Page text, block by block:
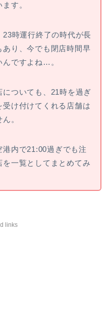
す。
23時運行終了の時代が長
あり、今でも閉店時間早
んですよね…。
についても、21時を過ぎ
受け付けてくれる店舗は
。
港内で21:00過ぎでも注
を一覧としてまとめてみ
links